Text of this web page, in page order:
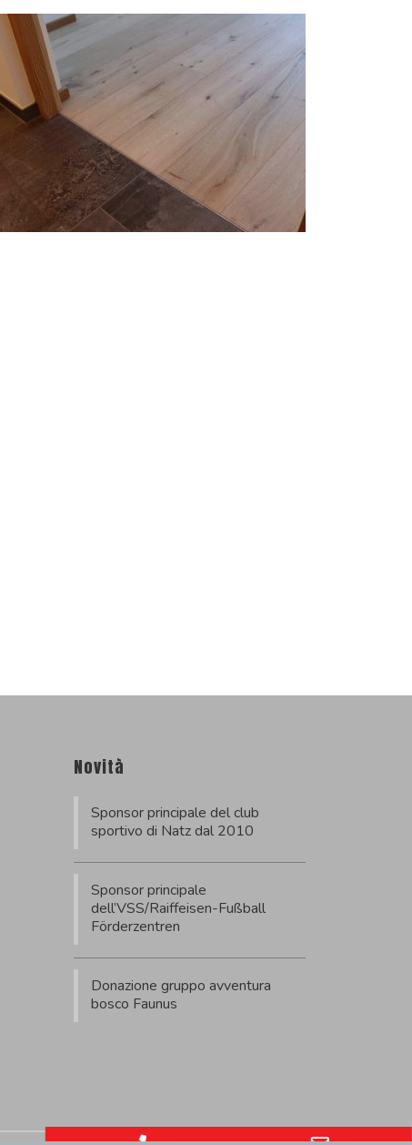
Novità
Sponsor principale del club
sportivo di Natz dal 2010
Sponsor principale
dell’VSS/Raiffeisen-Fußball
Förderzentren
Donazione gruppo avventura
bosco Faunus